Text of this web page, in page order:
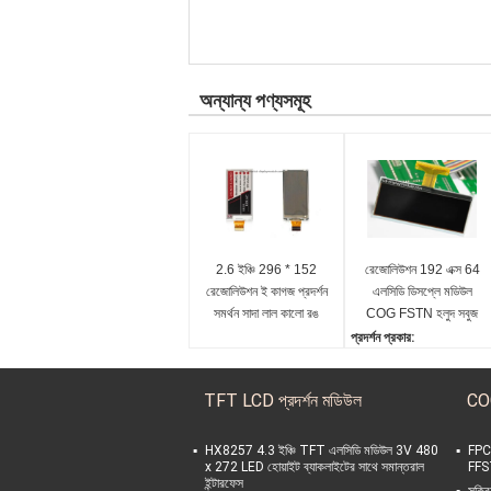
অন্যান্য পণ্যসমূহ
2.6 ইঞ্চি 296 * 152
রেজোলিউশন ই কাগজ প্রদর্শন
সমর্থন সাদা লাল কালো রঙ
রেজোলিউশন 192 এক্স 64
এলসিডি ডিসপ্লে মডিউল
COG FSTN হলুদ সবুজ
পরিবারের
প্রদর্শন প্রকার:
ড্রাইভিং পদ্ধতি:
ড্রাইভার আইসি:
UC1609C
TFT LCD প্রদর্শন মডিউল
HX8257 4.3 ইঞ্চি TFT এলসিডি মডিউল 3V 480
x 272 LED হোয়াইট ব্যাকলাইটের সাথে সমান্তরাল
ইন্টারফেস